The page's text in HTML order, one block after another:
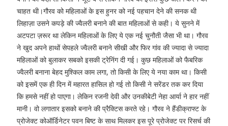
चाहत थी।गौरव को महिलाओं के इस हुनर को नई पहचान देने की सनक थी
लिहाज़ा उसने कपड़े की ज्वैलरी बनाने की बात महिलाओं से कही। ये सुनने में
अटपटा ज़रूर था लेकिन महिलाओं के लिए ये एक नई चुनौती जैसा भी था। गौरव
ने खुद अपने हाथों सेपहले ज्वैलरी बनाने सीखी और फिर गांव की ज्यादा से ज्यादा
महिलाओं को बुलाकर सबको इसकी ट्रेनिंग दी गई। कुछ महिलाओं को फैबरिक
ज्वैलरी बनाना बेहद मुश्किल काम लगा, तो किसी के लिए ये नया काम था। किसी
को इसमें एक ही दिन में महारत हासिल हो गई तो किसी ने सरेंडर तक कर दिया
कि हमसे नहीं हो पाएगा। लेकिन रजनी देवी और उनकीबेटी नेहा आर्या ने हार नहीं
मानी। वो लगातार इसको बनाने की प्रैक्टिस करते रहे। गौरव ने हैंडीक्राफ्ट के
प्रोजेक्ट कोऑर्डिनेटर पवन बिष्ट के साथ मिलकर इस पूरे प्रोजेक्ट पर रिसर्च की